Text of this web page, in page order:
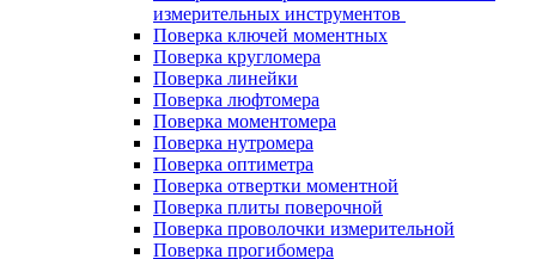
измерительных инструментов
Поверка ключей моментных
Поверка кругломера
Поверка линейки
Поверка люфтомера
Поверка моментомера
Поверка нутромера
Поверка оптиметра
Поверка отвертки моментной
Поверка плиты поверочной
Поверка проволочки измерительной
Поверка прогибомера